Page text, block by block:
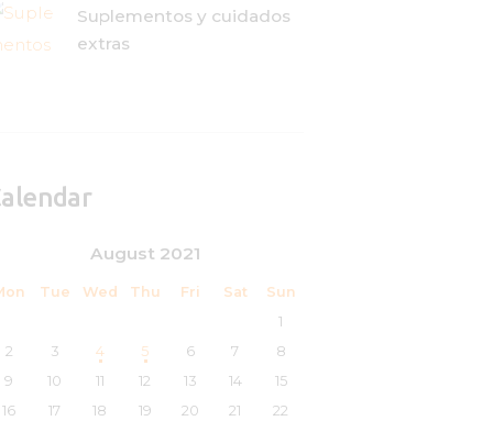
Suplementos y cuidados
extras
August 2021
Tue Wed Thu Fri Sat
Sun
1
2
3 4 5 6 7
8
9
10 11 12 13 14
15
16
17 18 19 20 21
22